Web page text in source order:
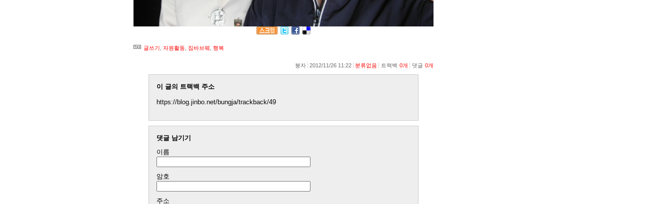
글쓰기 자원활동 짐바브웨 행복
붕자 2012/11/26 11:22 분류없음 트랙백 0개 댓글 0개
이 글의 트랙백 주소
https://blog.jinbo.net/bungja/trackback/49
댓글 남기기
이름
암호
주소